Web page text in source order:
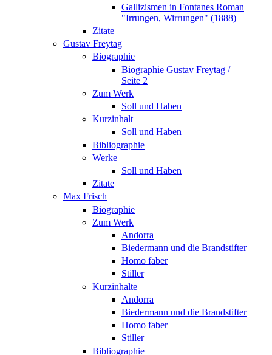
Gallizismen in Fontanes Roman
"Irrungen, Wirrungen" (1888)
Zitate
Gustav Freytag
Biographie
Biographie Gustav Freytag /
Seite 2
Zum Werk
Soll und Haben
Kurzinhalt
Soll und Haben
Bibliographie
Werke
Soll und Haben
Zitate
Max Frisch
Biographie
Zum Werk
Andorra
Biedermann und die Brandstifter
Homo faber
Stiller
Kurzinhalte
Andorra
Biedermann und die Brandstifter
Homo faber
Stiller
Bibliographie